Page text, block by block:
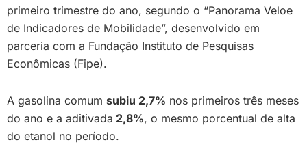
primeiro trimestre do ano, segundo o “Panorama Veloe
de Indicadores de Mobilidade”, desenvolvido em
parceria com a Fundação Instituto de Pesquisas
Econômicas (Fipe).
A gasolina comum subiu 2,7% nos primeiros três meses
do ano e a aditivada 2,8%, o mesmo porcentual de alta
do etanol no período.